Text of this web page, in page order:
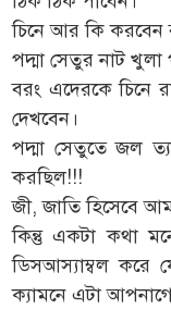
চিনে আর কি করবেন
পদ্মা সেতুর নাট
বরং এদেরকে চিনে
দেখবেন।
পদ্মা সেতুতে জল
করছিল!!!
জী, জাতি হিসেবে
কিন্তু একটা কথা
ডিসআস্যাম্বল করে
ক্যামনে এটা